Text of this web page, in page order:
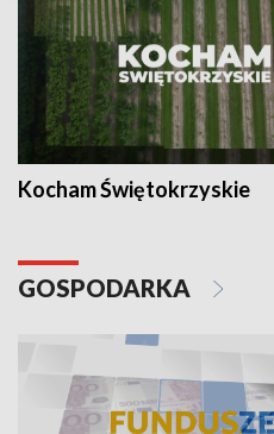
Kocham Świętokrzyskie
GOSPODARKA